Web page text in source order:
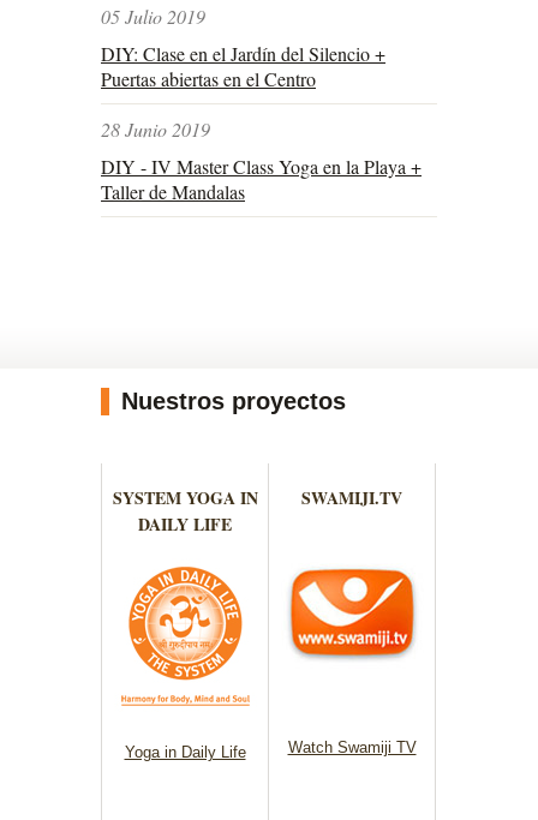
05 Julio 2019
DIY: Clase en el Jardín del Silencio +
Puertas abiertas en el Centro
28 Junio 2019
DIY - IV Master Class Yoga en la Playa +
Taller de Mandalas
Nuestros proyectos
SYSTEM YOGA IN
DAILY LIFE
Yoga in Daily Life
SWAMIJI.TV
Watch Swamiji TV